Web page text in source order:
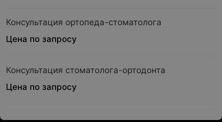
Консультация ортопеда-стоматолога
Цена по запросу
Консультация стоматолога-ортодонта
Цена по запросу